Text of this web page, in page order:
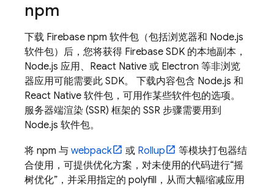
npm
下载 Firebase npm 软件包（包括浏览器和 Node.js
软件包）后，您将获得 Firebase SDK 的本地副本，
Node.js 应用、React Native 或 Electron 等非浏览
器应用可能需要此 SDK。 下载内容包含 Node.js 和
React Native 软件包，可用作某些软件包的选项。
服务器端渲染 (SSR) 框架的 SSR 步骤需要用到
Node.js 软件包。
将 npm 与 webpack 或 Rollup
等模块打包器结
合使用，可提供优化方案，对未使用的代码进行“摇
树优化”，并采用指定的 polyfill，从而大幅缩减应用